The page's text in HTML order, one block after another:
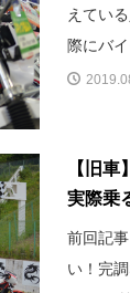
えてい
際にバ
【旧
実際乗
前回記
い！完